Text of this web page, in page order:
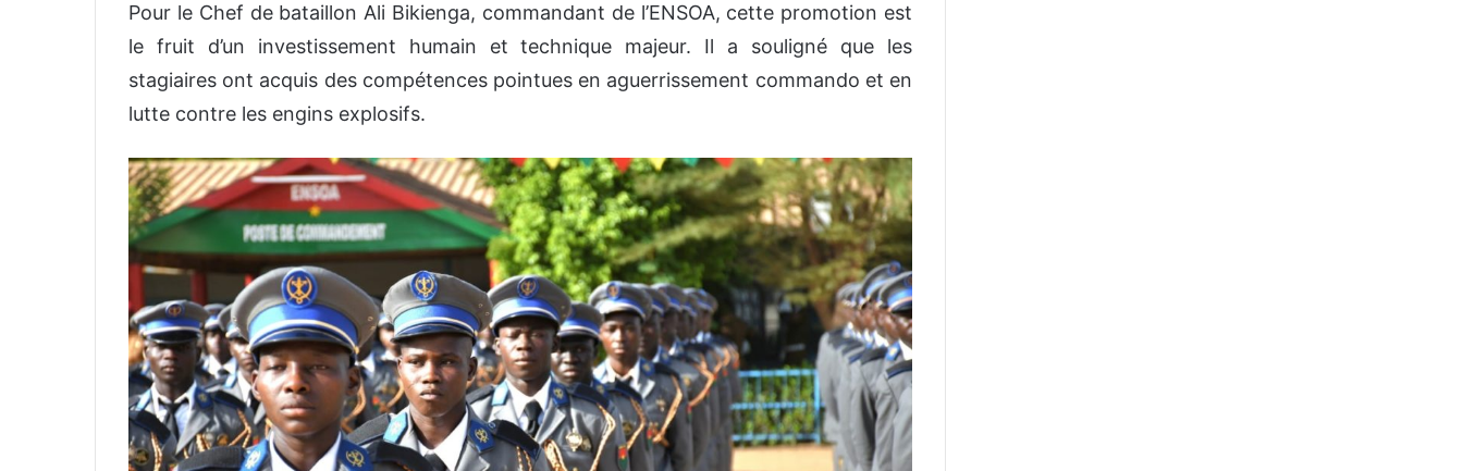
Pour le Chef de bataillon Ali Bikienga, commandant de l’ENSOA, cette promotion est
le fruit d’un investissement humain et technique majeur. Il a souligné que les
stagiaires ont acquis des compétences pointues en aguerrissement commando et en
lutte contre les engins explosifs.